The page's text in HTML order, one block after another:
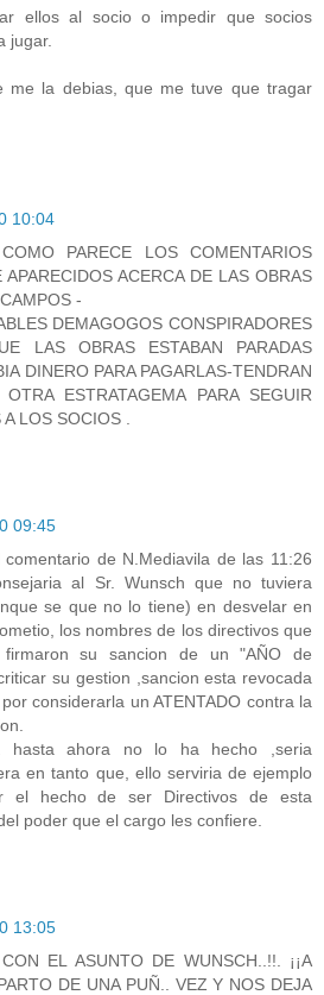
ellos al socio o impedir que socios
jugar.
me la debias, que me tuve que tragar
10:04
PARECE LOS COMENTARIOS
APARECIDOS ACERCA DE LAS OBRAS
-
DEMAGOGOS CONSPIRADORES
LAS OBRAS ESTABAN PARADAS
DINERO PARA PAGARLAS-TENDRAN
ESTRATAGEMA PARA SEGUIR
LOS SOCIOS .
09:45
de N.Mediavila de las 11:26
al Sr. Wunsch que no tuviera
se que no lo tiene) en desvelar en
los nombres de los directivos que
su sancion de un "AÑO de
su gestion ,sancion esta revocada
considerarla un ATENTADO contra la
hasta ahora no lo ha hecho ,seria
en tanto que, ello serviria de ejemplo
el hecho de ser Directivos de esta
poder que el cargo les confiere.
13:05
CON EL ASUNTO DE WUNSCH..!!. ¡¡A
DE UNA PUÑ.. VEZ Y NOS DEJA